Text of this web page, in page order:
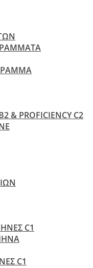
& PROFICIENCY C2
C1
C1